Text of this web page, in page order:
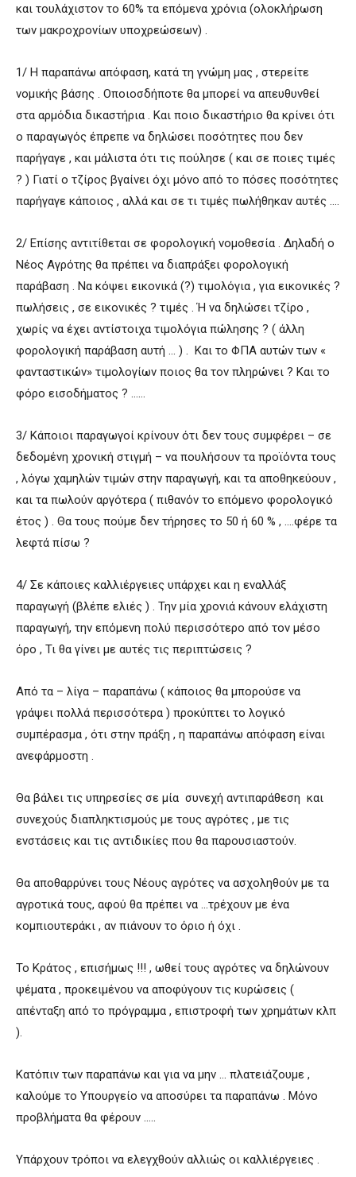
και τουλάχιστον το 60% τα επόμενα χρόνια (ολοκλήρωση
των μακροχρονίων υποχρεώσεων) .
1/ Η παραπάνω απόφαση, κατά τη γνώμη μας , στερείτε
νομικής βάσης . Οποιοσδήποτε θα μπορεί να απευθυνθεί
στα αρμόδια δικαστήρια . Και ποιο δικαστήριο θα κρίνει ότι
ο παραγωγός έπρεπε να δηλώσει ποσότητες που δεν
παρήγαγε , και μάλιστα ότι τις πούλησε ( και σε ποιες τιμές
? ) Γιατί ο τζίρος βγαίνει όχι μόνο από το πόσες ποσότητες
παρήγαγε κάποιος , αλλά και σε τι τιμές πωλήθηκαν αυτές ….
2/ Επίσης αντιτίθεται σε φορολογική νομοθεσία . Δηλαδή ο
Νέος Αγρότης θα πρέπει να διαπράξει φορολογική
παράβαση . Να κόψει εικονικά (?) τιμολόγια , για εικονικές ?
πωλήσεις , σε εικονικές ? τιμές . Ή να δηλώσει τζίρο ,
χωρίς να έχει αντίστοιχα τιμολόγια πώλησης ? ( άλλη
φορολογική παράβαση αυτή … ) . Και το ΦΠΑ αυτών των «
φανταστικών» τιμολογίων ποιος θα τον πληρώνει ? Και το
φόρο εισοδήματος ? ……
3/ Κάποιοι παραγωγοί κρίνουν ότι δεν τους συμφέρει – σε
δεδομένη χρονική στιγμή – να πουλήσουν τα προϊόντα τους
, λόγω χαμηλών τιμών στην παραγωγή, και τα αποθηκεύουν ,
και τα πωλούν αργότερα ( πιθανόν το επόμενο φορολογικό
έτος ) . Θα τους πούμε δεν τήρησες το 50 ή 60 % , ….φέρε τα
λεφτά πίσω ?
4/ Σε κάποιες καλλιέργειες υπάρχει και η εναλλάξ
παραγωγή (βλέπε ελιές ) . Την μία χρονιά κάνουν ελάχιστη
παραγωγή, την επόμενη πολύ περισσότερο από τον μέσο
όρο , Τι θα γίνει με αυτές τις περιπτώσεις ?
Από τα – λίγα – παραπάνω ( κάποιος θα μπορούσε να
γράψει πολλά περισσότερα ) προκύπτει το λογικό
συμπέρασμα , ότι στην πράξη , η παραπάνω απόφαση είναι
ανεφάρμοστη .
Θα βάλει τις υπηρεσίες σε μία συνεχή αντιπαράθεση και
συνεχούς διαπληκτισμούς με τους αγρότες , με τις
ενστάσεις και τις αντιδικίες που θα παρουσιαστούν.
Θα αποθαρρύνει τους Νέους αγρότες να ασχοληθούν με τα
αγροτικά τους, αφού θα πρέπει να …τρέχουν με ένα
κομπιουτεράκι , αν πιάνουν το όριο ή όχι .
Το Κράτος , επισήμως !!! , ωθεί τους αγρότες να δηλώνουν
ψέματα , προκειμένου να αποφύγουν τις κυρώσεις (
απένταξη από το πρόγραμμα , επιστροφή των χρημάτων κλπ
).
Κατόπιν των παραπάνω και για να μην … πλατειάζουμε ,
καλούμε το Υπουργείο να αποσύρει τα παραπάνω . Μόνο
προβλήματα θα φέρουν …..
Υπάρχουν τρόποι να ελεγχθούν αλλιώς οι καλλιέργειες .